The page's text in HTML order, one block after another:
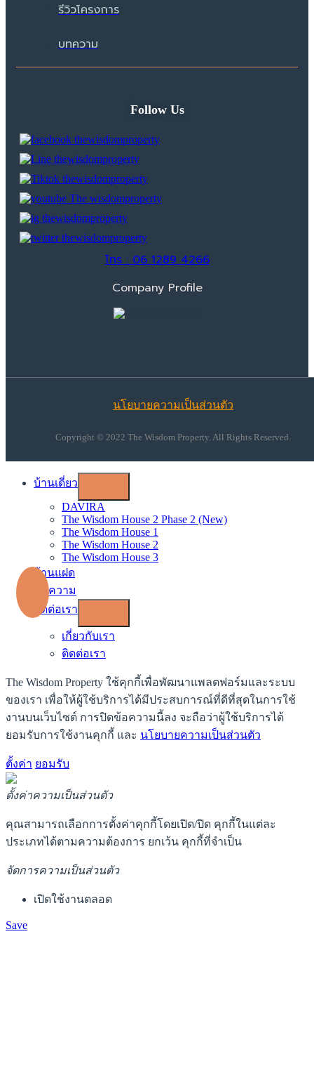
รีวิวโครงการ
บทความ
Follow Us
โทร : 06 1289 4266
Company Profile
นโยบายความเป็นส่วนตัว
Copyright © 2022 The Wisdom Property. All Rights Reserved.
บ้านเดี่ยว
DAVIRA
The Wisdom House 2 Phase 2 (New)
The Wisdom House 1
The Wisdom House 2
The Wisdom House 3
บ้านแฝด
บทความ
ติดต่อเรา
เกี่ยวกับเรา
ติดต่อเรา
The Wisdom Property ใช้คุกกี้เพื่อพัฒนาแพลตฟอร์มและระบบ
ของเรา เพื่อให้ผู้ใช้บริการได้มีประสบการณ์ที่ดีที่สุดในการใช้
งานบนเว็บไซต์ การปิดข้อความนี้ลง จะถือว่าผู้ใช้บริการได้
ยอมรับการใช้งานคุกกี้ และ นโยบายความเป็นส่วนตัว
ตั้งค่า ยอมรับ
ตั้งค่าความเป็นส่วนตัว
คุณสามารถเลือกการตั้งค่าคุกกี้โดยเปิด/ปิด คุกกี้ในแต่ละ
ประเภทได้ตามความต้องการ ยกเว้น คุกกี้ที่จำเป็น
จัดการความเป็นส่วนตัว
เปิดใช้งานตลอด
Save